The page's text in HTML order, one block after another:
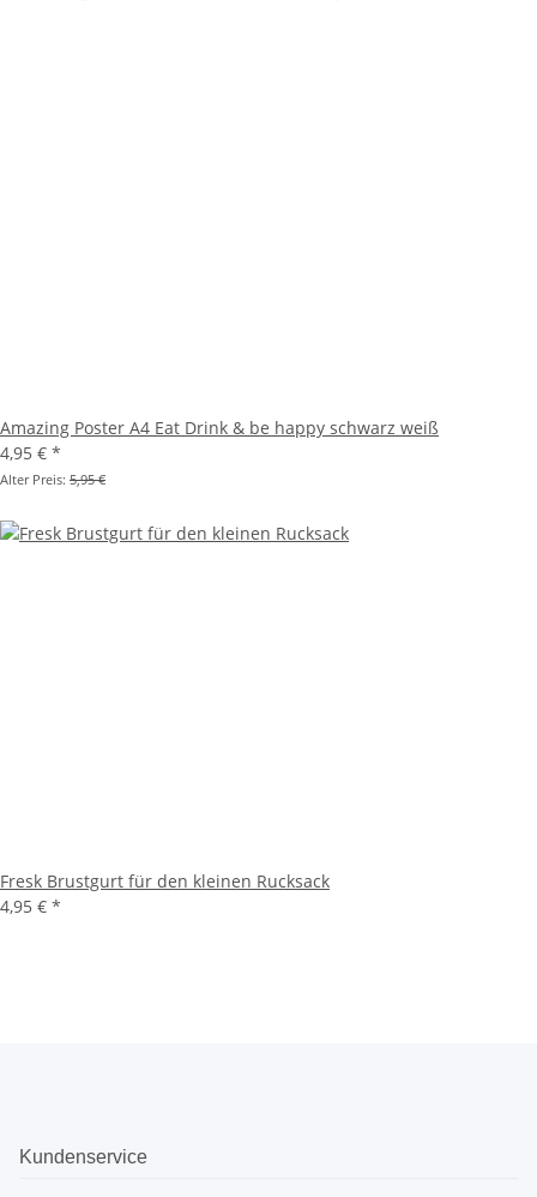
Amazing Poster A4 Eat Drink & be happy schwarz weiß
4,95 € *
Alter Preis: 5,95 €
Fresk Brustgurt für den kleinen Rucksack
4,95 € *
Kundenservice